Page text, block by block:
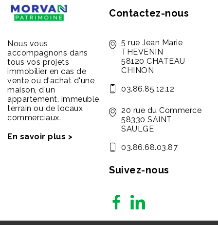
Nous vous
accompagnons dans
tous vos projets
immobilier en cas de
vente ou d'achat d'une
maison, d'un
appartement, immeuble,
terrain ou de locaux
commerciaux.
En savoir plus >
Contactez-nous
5 rue Jean Marie
THEVENIN
58120 CHATEAU
CHINON
03.86.85.12.12
20 rue du Commerce
58330 SAINT
SAULGE
03.86.68.03.87
Suivez-nous